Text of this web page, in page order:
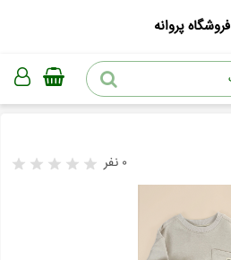
فروشگاه پروانه
۰ نفر